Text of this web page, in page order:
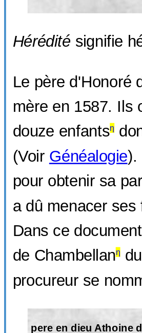
Hérédité signifie
Le père d'Honoré
mère en 1587. Ils
douze enfantsη
(Voir Généalogie).
pour obtenir sa
a dû menacer
Dans ce
de Chambellanηdu
procureur se
pere en dieu Athoine